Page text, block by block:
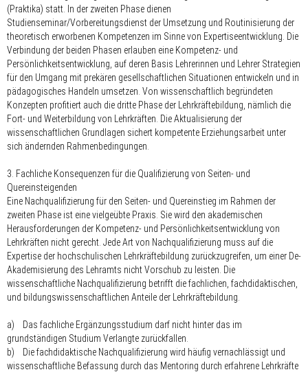
(Praktika) statt. In der zweiten Phase dienen
Studienseminar/Vorbereitungsdienst der Umsetzung und Routinisierung der
theoretisch erworbenen Kompetenzen im Sinne von Expertiseentwicklung. Die
Verbindung der beiden Phasen erlauben eine Kompetenz- und
Persönlichkeitsentwicklung, auf deren Basis Lehrerinnen und Lehrer Strategien
für den Umgang mit prekären gesellschaftlichen Situationen entwickeln und in
pädagogisches Handeln umsetzen. Von wissenschaftlich begründeten
Konzepten profitiert auch die dritte Phase der Lehrkräftebildung, nämlich die
Fort- und Weiterbildung von Lehrkräften. Die Aktualisierung der
wissenschaftlichen Grundlagen sichert kompetente Erziehungsarbeit unter
sich ändernden Rahmenbedingungen.
3. Fachliche Konsequenzen für die Qualifizierung von Seiten- und
Quereinsteigenden
Eine Nachqualifizierung für den Seiten- und Quereinstieg im Rahmen der
zweiten Phase ist eine vielgeübte Praxis. Sie wird den akademischen
Herausforderungen der Kompetenz- und Persönlichkeitsentwicklung von
Lehrkräften nicht gerecht. JedeArt von Nachqualifizierung muss auf die
Expertise der hochschulischen Lehrkräftebildung zurückzugreifen, um einer De-
Akademisierung des Lehramts nicht Vorschub zu leisten. Die
wissenschaftliche Nachqualifizierung betrifft die fachlichen, fachdidaktischen,
und bildungswissenschaftlichen Anteile der Lehrkräftebildung.
a) Das fachliche Ergänzungsstudium darf nicht hinter das im
grundständigen Studium Verlangte zurückfallen.
b) Diefachdidaktische Nachqualifizierung wird häufig vernachlässigt und
wissenschaftliche Befassung durch das Mentoring durch erfahrene Lehrkräfte